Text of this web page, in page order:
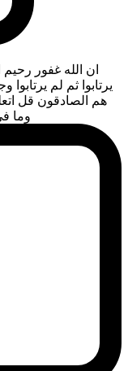
ان الله غفور رحيم
يرتابوا ثم لم
هم الصادقون قل
وما